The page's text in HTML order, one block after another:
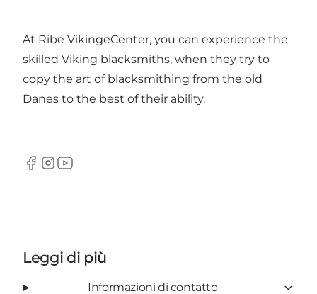
At Ribe VikingeCenter, you can experience the
skilled Viking blacksmiths, when they try to
copy the art of blacksmithing from the old
Danes to the best of their ability.
Facebook
Instagram
YouTube
Leggi di più
Informazioni di contatto